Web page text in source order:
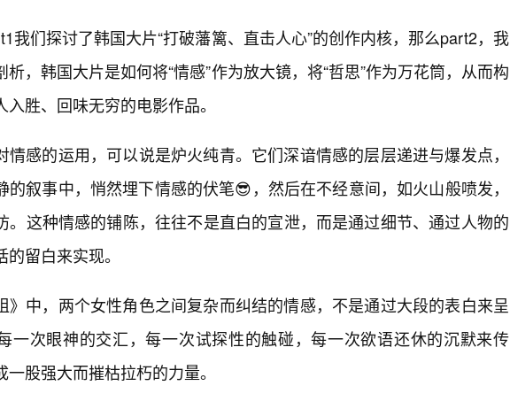
我们探讨了韩国大片“打破藩篱、直击人心”的创作内核，那么part2，我
，韩国大片是如何将“情感”作为放大镜，将“哲思”作为万花筒，从而构
胜、回味无穷的电影作品。
情感的运用，可以说是炉火纯青。它们深谙情感的层层递进与爆发点，
的叙事中，悄然埋下情感的伏笔😎，然后在不经意间，如火山般喷发，
。这种情感的铺陈，往往不是直白的宣泄，而是通过细节、通过人物的
留白来实现。
》中，两个女性角色之间复杂而纠结的情感，不是通过大段的表白来呈
一次眼神的交汇，每一次试探性的触碰，每一次欲语还休的沉默来传
股强大而摧枯拉朽的力量。